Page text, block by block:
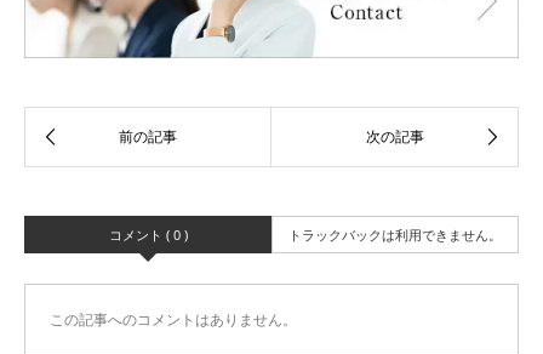
コメント ( 0 ) トラックバックは利用できません。
この記事へのコメントはありません。